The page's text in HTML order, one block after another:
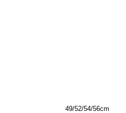
49/52/54/56cm